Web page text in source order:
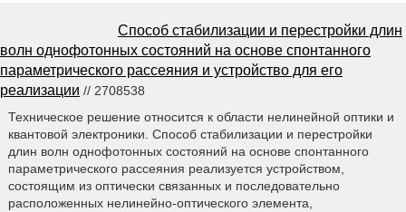
Способ стабилизации и перестройки длин
волн однофотонных состояний на основе спонтанного
параметрического рассеяния и устройство для его
реализации // 2708538
Техническое решение относится к области нелинейной оптики и
квантовой электроники. Способ стабилизации и перестройки
длин волн однофотонных состояний на основе спонтанного
параметрического рассеяния реализуется устройством,
состоящим из оптически связанных и последовательно
расположенных нелинейно-оптического элемента,